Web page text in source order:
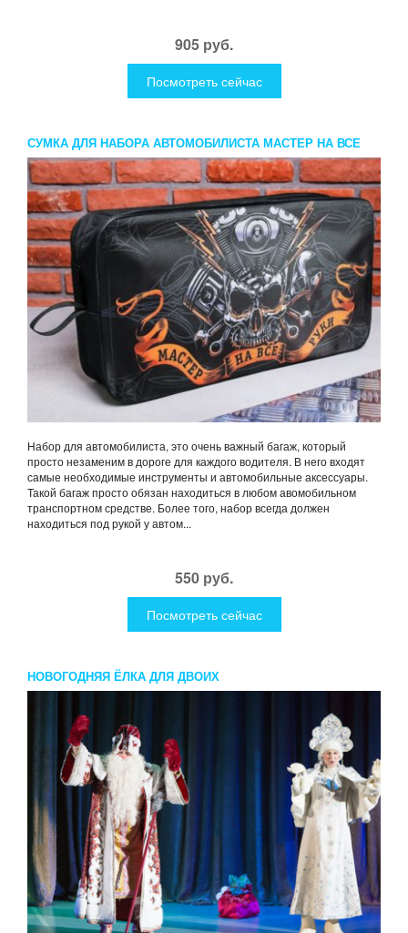
905 руб.
Посмотреть сейчас
СУМКА ДЛЯ НАБОРА АВТОМОБИЛИСТА МАСТЕР НА ВСЕ
РУКИ
Набор для автомобилиста, это очень важный багаж, который
просто незаменим в дороге для каждого водителя. В него входят
самые необходимые инструменты и автомобильные аксессуары.
Такой багаж просто обязан находиться в любом авомобильном
транспортном средстве. Более того, набор всегда должен
находиться под рукой у автом...
550 руб.
Посмотреть сейчас
НОВОГОДНЯЯ ЁЛКА ДЛЯ ДВОИХ